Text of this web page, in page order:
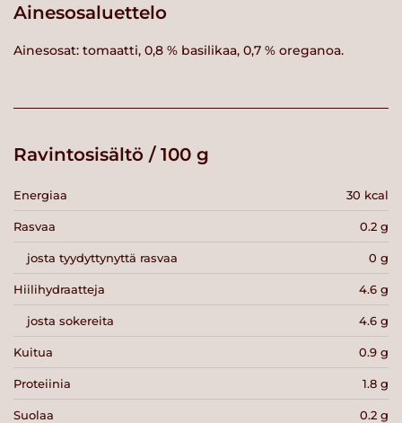
Ainesosaluettelo
Ainesosat: tomaatti, 0,8 % basilikaa, 0,7 % oreganoa.
Ravintosisältö / 100 g
Energiaa 30 kcal
Rasvaa 0.2 g
josta tyydyttynyttä rasvaa 0 g
Hiilihydraatteja 4.6 g
josta sokereita 4.6 g
Kuitua 0.9 g
Proteiinia 1.8 g
Suolaa 0.2 g